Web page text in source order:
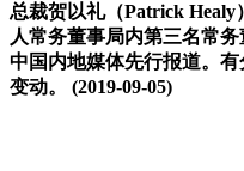
总裁贺以礼（Patrick
人常务董事局内第三名常
中国内地媒体先行报道。
变动。 (2019-09-05)